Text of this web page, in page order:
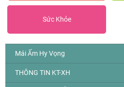
Sức Khỏe
Mái Ấm Hy Vọng
THÔNG TIN KT-XH